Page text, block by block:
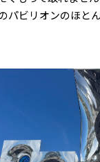
パビリオンのほと